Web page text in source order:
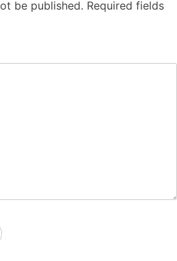
be published. Required fields